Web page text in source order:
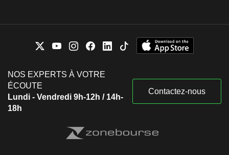
NOS EXPERTS À VOTRE
ÉCOUTE
Lundi - Vendredi 9h-12h / 14h-
18h
Contactez-nous